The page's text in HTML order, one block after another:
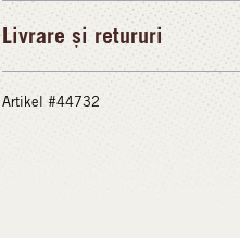
Livrare și retururi
Artikel #44732